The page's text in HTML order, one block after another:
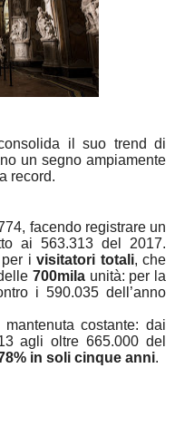
il suo trend di
un segno ampiamente
record.
facendo registrare un
ai 563.313 del 2017.
i visitatori totali, che
700milaunità: per la
i 590.035 dell’anno
costante: dai
agli oltre 665.000 del
in soli cinque anni.